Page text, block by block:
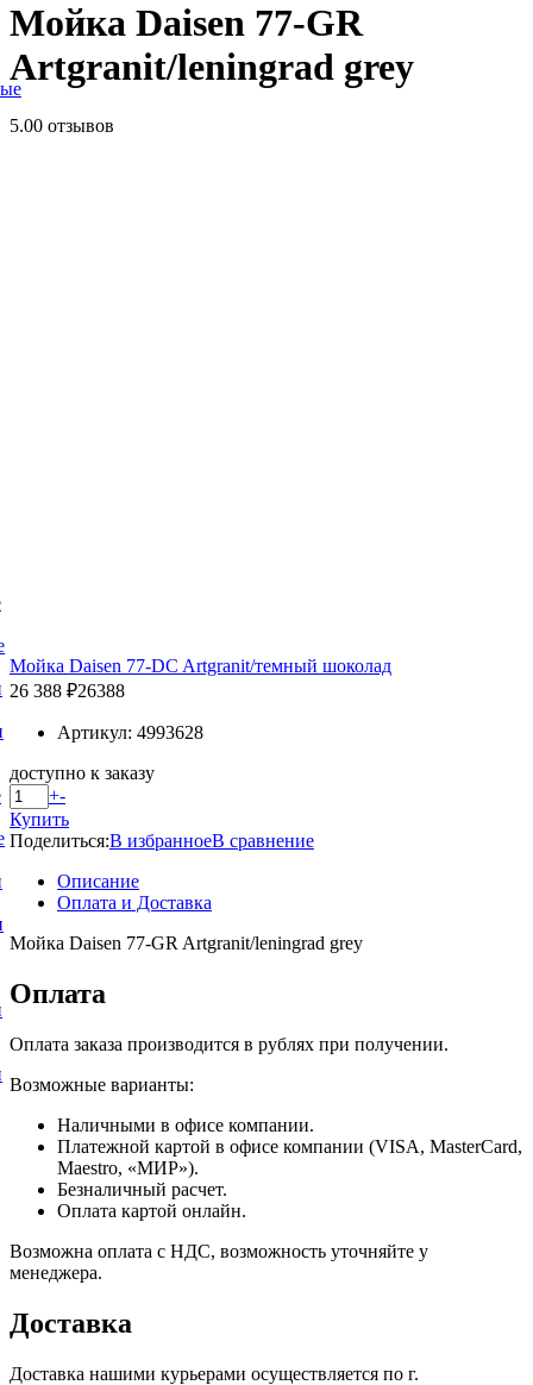
Мойка Daisen 77-GR
Artgranit/leningrad grey
5.00 отзывов
Мойка Daisen 77-DC Artgranit/темный шоколад
26 388 ₽26388
Артикул: 4993628
доступно к заказу
+-
Купить
Поделиться:В избранноеВ сравнение
Описание
Оплата и Доставка
Мойка Daisen 77-GR Artgranit/leningrad grey
Оплата
Оплата заказа производится в рублях при получении.
Возможные варианты:
Наличными в офисе компании.
Платежной картой в офисе компании (VISA, MasterCard,
Maestro, «МИР»).
Безналичный расчет.
Оплата картой онлайн.
Возможна оплата с НДС, возможность уточняйте у
менеджера.
Доставка
Доставка нашими курьерами осуществляется по г.